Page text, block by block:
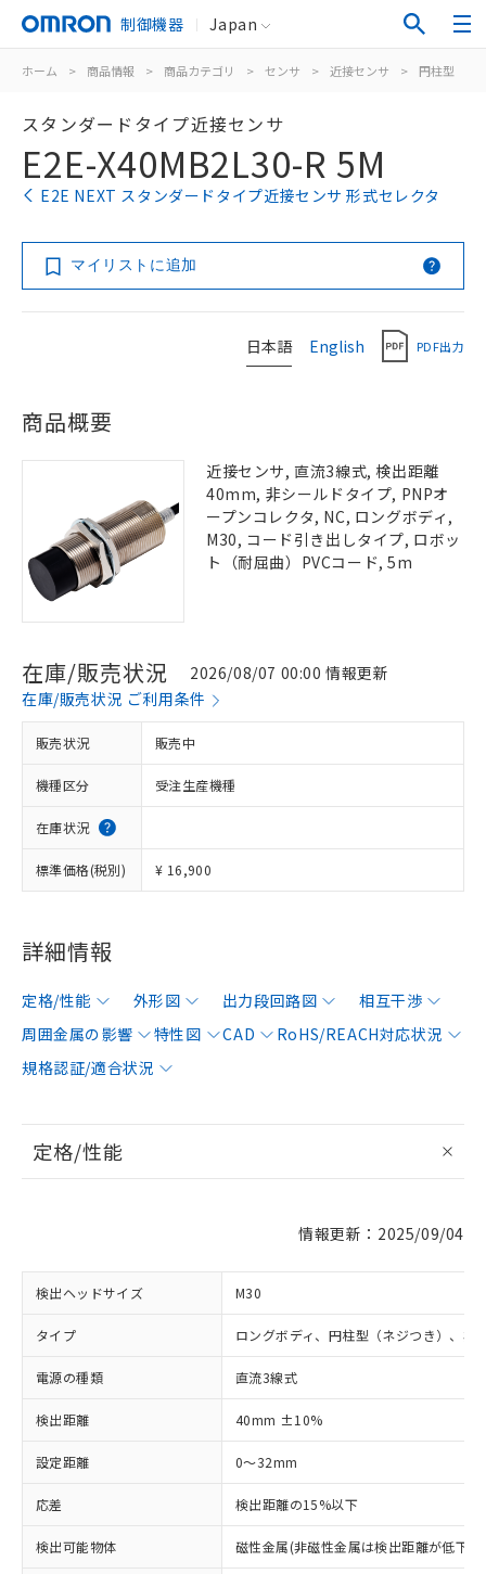
制御機器 Japan
ホーム > 商品情報 > 商品カテゴリ > センサ > 近接センサ > 円柱型
スタンダードタイプ近接センサ
E2E-X40MB2L30-R 5M
E2E NEXT スタンダードタイプ近接センサ 形式セレクタ
マイリストに追加
日本語 English PDF出力
商品概要
近接センサ, 直流3線式, 検出距離
40mm, 非シールドタイプ, PNPオ
ープンコレクタ, NC, ロングボディ,
M30, コード引き出しタイプ, ロボッ
ト（耐屈曲）PVCコード, 5m
在庫/販売状況
2026/08/07 00:00 情報更新
在庫/販売状況 ご利用条件
販売状況 販売中
機種区分 受注生産機種
在庫状況
標準価格(税別) ¥ 16,900
詳細情報
定格/性能 外形図 出力段回路図
相互干渉
周囲金属の影響
特性図 CAD
RoHS/REACH対応状況
規格認証/適合状況
定格/性能
情報更新：2025/09/04
検出ヘッドサイズ M30
タイプ ロングボディ、円柱型（ネジつき）、非
電源の種類 直流3線式
検出距離 40mm ±10%
設定距離 0～32mm
応差 検出距離の15%以下
検出可能物体 磁性金属(非磁性金属は検出距離が低下し